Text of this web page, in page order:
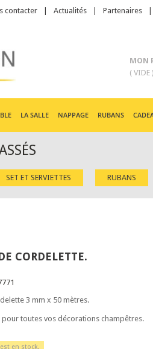
contacter Actualités Partenaires
MON
( VIDE )
LA SALLE NAPPAGE RUBANS
SET ET SERVIETTES RUBANS
CORDELETTE.
3 mm x 50 mètres.
pour toutes vos décorations champêtres.
en stock.